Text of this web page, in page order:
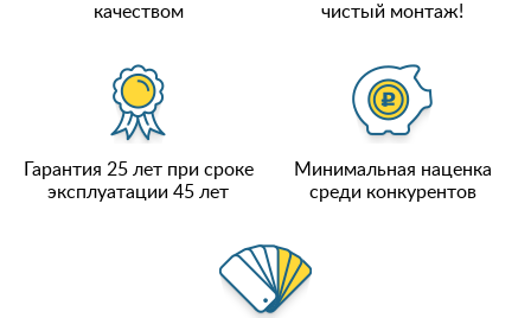
качеством
чистый монтаж!
Гарантия 25 лет при сроке
эксплуатации 45 лет
Минимальная наценка
среди конкурентов